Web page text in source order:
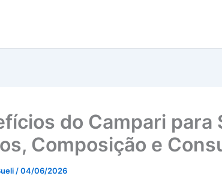
do Campari para
Composição e
/04/06/2026